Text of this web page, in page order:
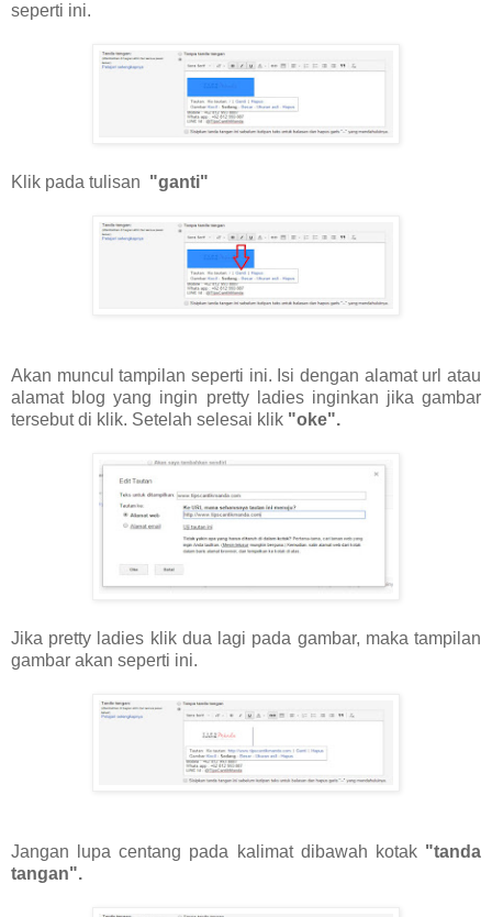
seperti ini.
Klik pada tulisan "ganti"
Akan muncul tampilan seperti ini. Isi dengan alamat url atau
alamat blog yang ingin pretty ladies inginkan jika gambar
tersebut di klik. Setelah selesai klik "oke".
Jika pretty ladies klik dua lagi pada gambar, maka tampilan
gambar akan seperti ini.
Jangan lupa centang pada kalimat dibawah kotak "tanda
tangan".